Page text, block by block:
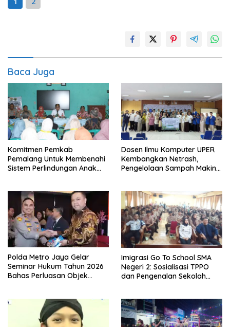
Baca Juga
Komitmen Pemkab
Pemalang Untuk Membenahi
Sistem Perlindungan Anak
Dosen Ilmu Komputer UPER
Kembangkan Netrash,
Pengelolaan Sampah Makin
Polda Metro Jaya Gelar
Seminar Hukum Tahun 2026
Bahas Perluasan Objek
Imigrasi Go To School SMA
Negeri 2: Sosialisasi TPPO
dan Pengenalan Sekolah